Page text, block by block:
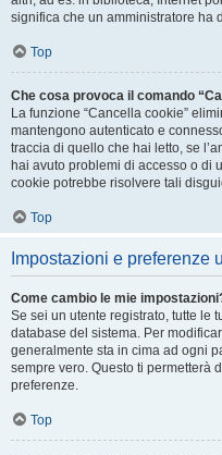
significa che un amministratore ha
Top
Che cosa provoca il comando
La funzione “Cancella cookie”
mantengono autenticato e
traccia di quello che hai letto, se
hai avuto problemi di accesso o di
cookie potrebbe risolvere tali
Top
Impostazioni e preferenze
Come cambio le mie
Se sei un utente registrato, tutte le
database del sistema. Per
generalmente sta in cima ad ogni
sempre vero. Questo ti permetterà
preferenze.
Top